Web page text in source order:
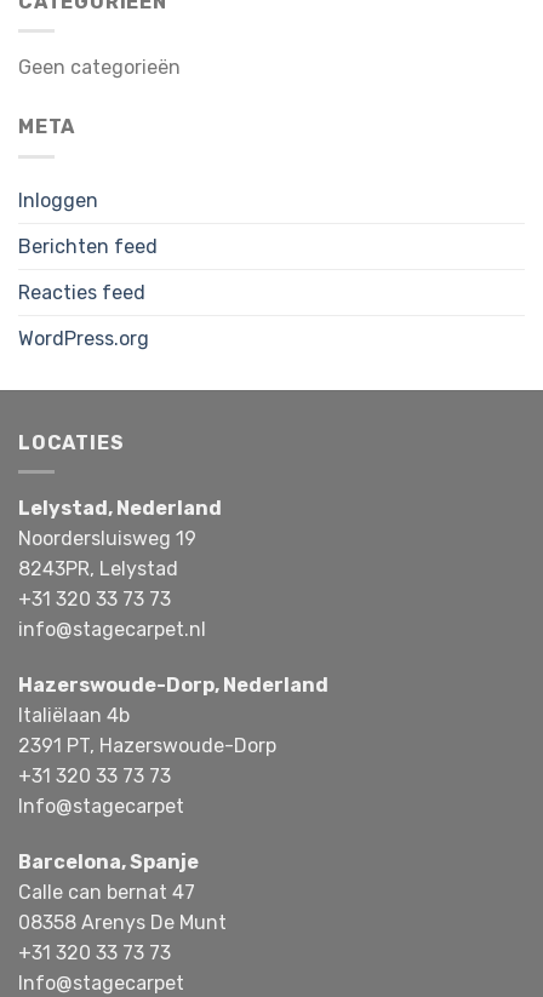
Geen categorieën
META
Inloggen
Berichten feed
Reacties feed
WordPress.org
LOCATIES
Lelystad, Nederland
Noordersluisweg 19
8243PR, Lelystad
+31 320 33 73 73
info@stagecarpet.nl
Hazerswoude-Dorp, Nederland
Italiëlaan 4b
2391 PT, Hazerswoude-Dorp
+31 320 33 73 73
Info@stagecarpet
Barcelona, Spanje
Calle can bernat 47
08358 Arenys De Munt
+31 320 33 73 73
Info@stagecarpet